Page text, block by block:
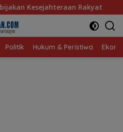
Baru 10 Persen, Aktivasi
Politik Hukum & Peristiwa